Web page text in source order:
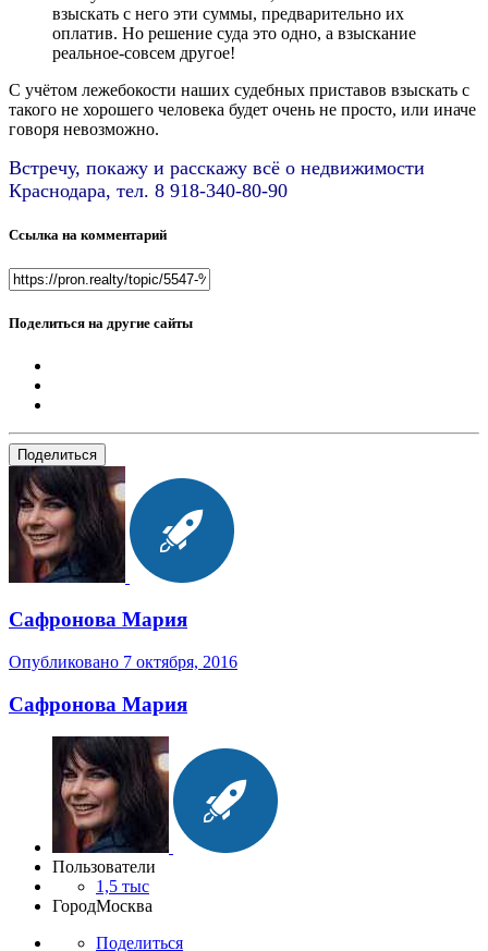
взыскать с него эти суммы, предварительно их
оплатив. Но решение суда это одно, а взыскание
реальное-совсем другое!
С учётом лежебокости наших судебных приставов взыскать с
такого не хорошего человека будет очень не просто, или иначе
говоря невозможно.
Встречу, покажу и расскажу всё о недвижимости
Краснодара, тел. 8 918-340-80-90
Ссылка на комментарий
Поделиться на другие сайты
Поделиться
Сафронова Мария
Опубликовано 7 октября, 2016
Сафронова Мария
Пользователи
1,5 тыс
ГородМосква
Поделиться